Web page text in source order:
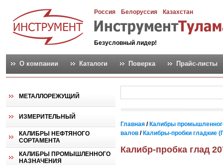
Россия Белоруссия Казахстан
Безусловный лидер!
О компании Каталоги Поверка Прайс-листы
МЕТАЛЛОРЕЖУЩИЙ
ИЗМЕРИТЕЛЬНЫЙ
КАЛИБРЫ НЕФТЯНОГО
СОРТАМЕНТА
КАЛИБРЫ ПРОМЫШЛЕННОГО
НАЗНАЧЕНИЯ
Главная / Калибры
валов / Калибры-пробки гладкие
Калибр-пробка глад